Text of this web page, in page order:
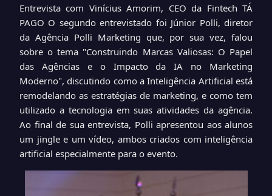
Entrevista com Vinícius Amorim, CEO da Fintech TÁ
PAGO O segundo entrevistado foi Júnior Polli, diretor
da Agência Polli Marketing que, por sua vez, falou
sobre o tema "Construindo Marcas Valiosas: O Papel
das Agências e o Impacto da IA no Marketing
Moderno", discutindo como a Inteligência Artificial está
remodelando as estratégias de marketing, e como tem
utilizado a tecnologia em suas atividades da agência.
Ao final de sua entrevista, Polli apresentou aos alunos
um jingle e um vídeo, ambos criados com inteligência
artificial especialmente para o evento.